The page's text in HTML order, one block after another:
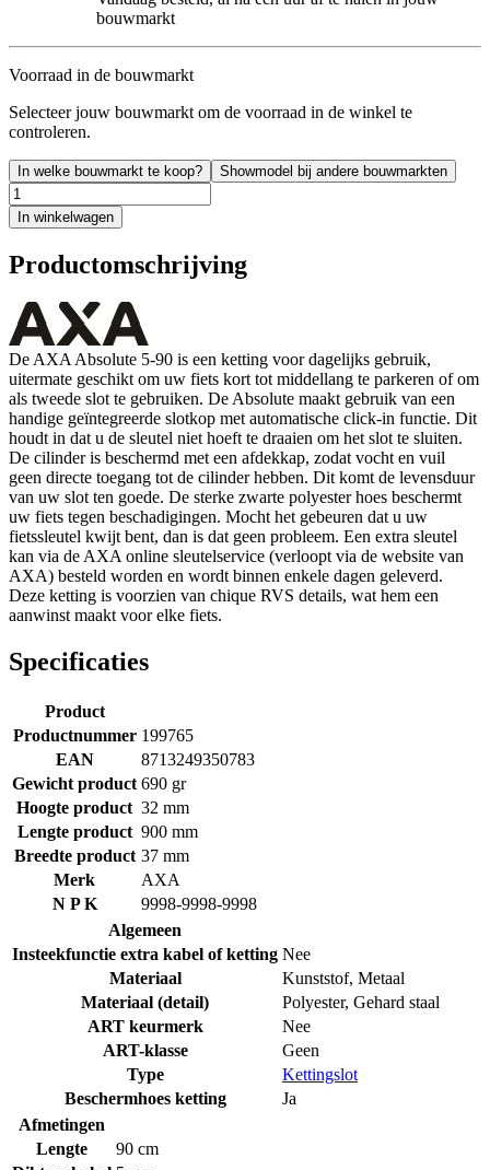
bouwmarkt
Voorraad in de bouwmarkt
Selecteer jouw bouwmarkt om de voorraad in de winkel te
controleren.
In welke bouwmarkt te koop? Showmodel bij andere bouwmarkten
In winkelwagen
Productomschrijving
De AXA Absolute 5-90 is een ketting voor dagelijks gebruik,
uitermate geschikt om uw fiets kort tot middellang te parkeren of om
als tweede slot te gebruiken. De Absolute maakt gebruik van een
handige geïntegreerde slotkop met automatische click-in functie. Dit
houdt in dat u de sleutel niet hoeft te draaien om het slot te sluiten.
De cilinder is beschermd met een afdekkap, zodat vocht en vuil
geen directe toegang tot de cilinder hebben. Dit komt de levensduur
van uw slot ten goede. De sterke zwarte polyester hoes beschermt
uw fiets tegen beschadigingen. Mocht het gebeuren dat u uw
fietssleutel kwijt bent, dan is dat geen probleem. Een extra sleutel
kan via de AXA online sleutelservice (verloopt via de website van
AXA) besteld worden en wordt binnen enkele dagen geleverd.
Deze ketting is voorzien van chique RVS details, wat hem een
aanwinst maakt voor elke fiets.
Specificaties
Product
Productnummer 199765
EAN
8713249350783
Gewicht product 690 gr
Hoogte product 32 mm
Lengte product 900 mm
Breedte product 37 mm
Merk
AXA
N P K
9998-9998-9998
Algemeen
Insteekfunctie extra kabel of ketting Nee
Materiaal
Kunststof, Metaal
Materiaal (detail)
Polyester, Gehard staal
ART keurmerk
Nee
ART-klasse
Geen
Type
Kettingslot
Beschermhoes ketting
Ja
Afmetingen
Lengte
90 cm